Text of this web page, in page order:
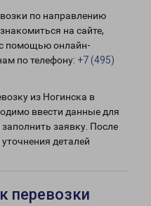
по направлению
на сайте,
с помощью онлайн-
по телефону: +7 (495)
из Ногинска в
ввести данные для
заявку. После
деталей
перевозки